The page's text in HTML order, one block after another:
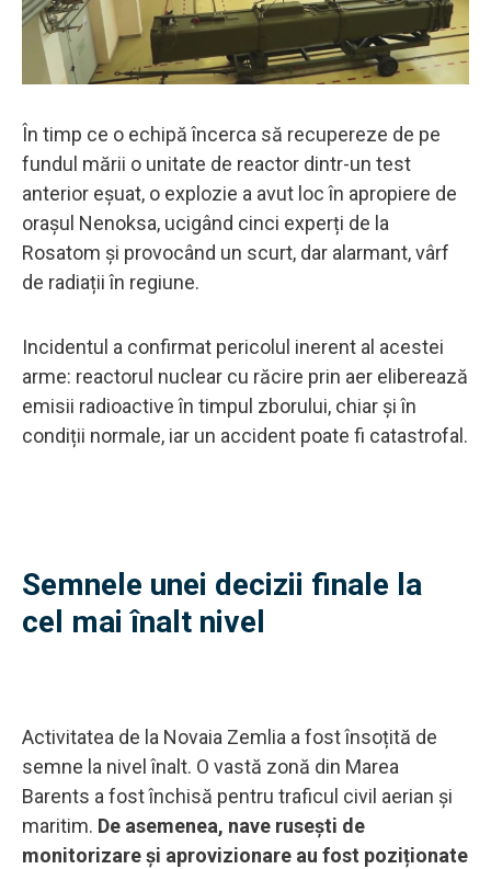
În timp ce o echipă încerca să recupereze de pe
fundul mării o unitate de reactor dintr-un test
anterior eșuat, o explozie a avut loc în apropiere de
orașul Nenoksa, ucigând cinci experți de la
Rosatom și provocând un scurt, dar alarmant, vârf
de radiații în regiune.
Incidentul a confirmat pericolul inerent al acestei
arme: reactorul nuclear cu răcire prin aer eliberează
emisii radioactive în timpul zborului, chiar și în
condiții normale, iar un accident poate fi catastrofal.
Semnele unei decizii finale la
cel mai înalt nivel
Activitatea de la Novaia Zemlia a fost însoțită de
semne la nivel înalt. O vastă zonă din Marea
Barents a fost închisă pentru traficul civil aerian și
maritim. De asemenea, nave rusești de
monitorizare și aprovizionare au fost poziționate